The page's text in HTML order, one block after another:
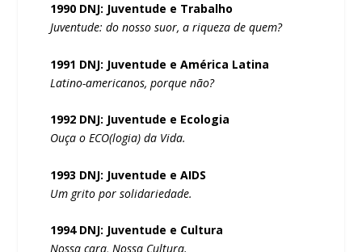
1990 DNJ: Juventude e Trabalho
Juventude: do nosso suor, a riqueza de quem?
1991 DNJ: Juventude e América Latina
Latino-americanos, porque não?
1992 DNJ: Juventude e Ecologia
Ouça o ECO(logia) da Vida.
1993 DNJ: Juventude e AIDS
Um grito por solidariedade.
1994 DNJ: Juventude e Cultura
Nossa cara, Nossa Cultura.